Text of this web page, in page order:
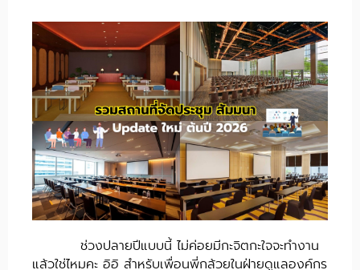
ช่วงปลายปีแบบนี้ ไม่ค่อยมีกะจิตกะใจจะทำงาน
แล้วใช่ไหมคะ อิอิ สำหรับเพื่อนพี่กล้วยในฝ่ายดูแลองค์กร